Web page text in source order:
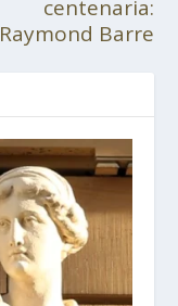
centenaria:
Raymond Barre